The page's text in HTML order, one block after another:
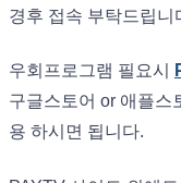
경후 접속 부탁드립니
우회프로그램 필요시
구글스토어 or 애플스
용 하시면 됩니다.